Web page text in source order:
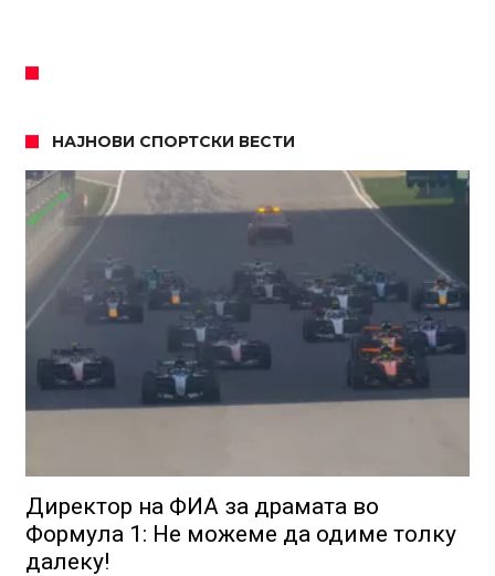
НАЈНОВИ СПОРТСКИ ВЕСТИ
Директор на ФИА за драмата во
Формула 1: Не можеме да одиме толку
далеку!